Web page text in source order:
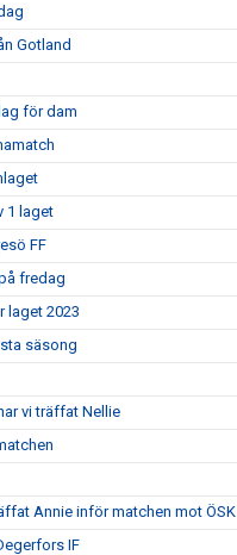
Gotland
för dam
1 laget
FF
fredag
laget 2023
säsong
vi träffat Nellie
Annie inför matchen mot ÖSK
IF